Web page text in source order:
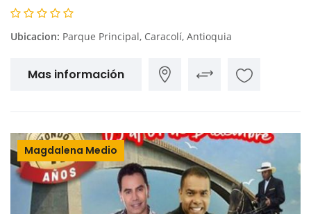
Ubicacion: Parque Principal, Caracolí, Antioquia
Mas información
Magdalena Medio